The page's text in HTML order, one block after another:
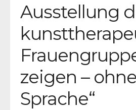
Ausstellung
zeigen – ohne
Sprache“